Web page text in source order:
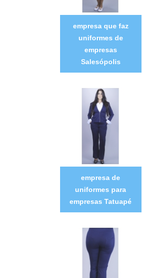
empresa que faz
uniformes de
empresas
Salesópolis
empresa de
uniformes para
empresas Tatuapé